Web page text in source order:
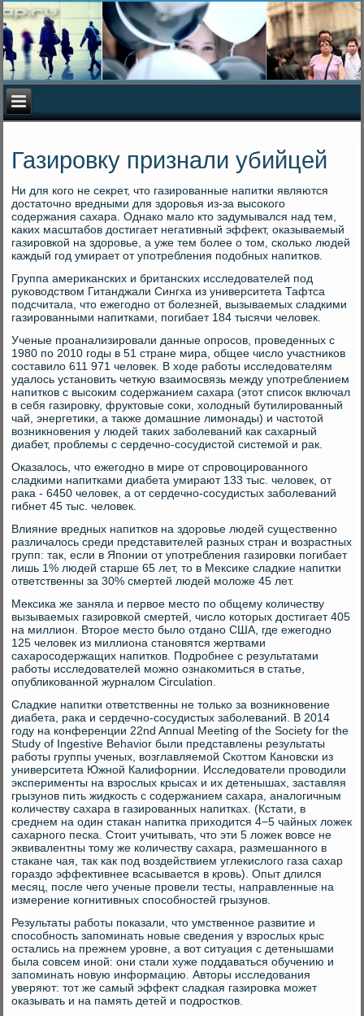
Газировку признали убийцей
Ни для кого не секрет, что газированные напитки являются
достаточно вредными для здоровья из-за высокого
содержания сахара. Однако мало кто задумывался над тем,
каких масштабов достигает негативный эффект, оказываемый
газировкой на здоровье, а уже тем более о том, сколько людей
каждый год умирает от употребления подобных напитков.
Группа американских и британских исследователей под
руководством Гитанджали Сингха из университета Тафтса
подсчитала, что ежегодно от болезней, вызываемых сладкими
газированными напитками, погибает 184 тысячи человек.
Ученые проанализировали данные опросов, проведенных с
1980 по 2010 годы в 51 стране мира, общее число участников
составило 611 971 человек. В ходе работы исследователям
удалось установить четкую взаимосвязь между употреблением
напитков с высоким содержанием сахара (этот список включал
в себя газировку, фруктовые соки, холодный бутилированный
чай, энергетики, а также домашние лимонады) и частотой
возникновения у людей таких заболеваний как сахарный
диабет, проблемы с сердечно-сосудистой системой и рак.
Оказалось, что ежегодно в мире от спровоцированного
сладкими напитками диабета умирают 133 тыс. человек, от
рака - 6450 человек, а от сердечно-сосудистых заболеваний
гибнет 45 тыс. человек.
Влияние вредных напитков на здоровье людей существенно
различалось среди представителей разных стран и возрастных
групп: так, если в Японии от употребления газировки погибает
лишь 1% людей старше 65 лет, то в Мексике сладкие напитки
ответственны за 30% смертей людей моложе 45 лет.
Мексика же заняла и первое место по общему количеству
вызываемых газировкой смертей, число которых достигает 405
на миллион. Второе место было отдано США, где ежегодно
125 человек из миллиона становятся жертвами
сахаросодержащих напитков. Подробнее с результатами
работы исследователей можно ознакомиться в статье,
опубликованной журналом Circulation.
Сладкие напитки ответственны не только за возникновение
диабета, рака и сердечно-сосудистых заболеваний. В 2014
году на конференции 22nd Annual Meeting of the Society for the
Study of Ingestive Behavior были представлены результаты
работы группы ученых, возглавляемой Скоттом Кановски из
университета Южной Калифорнии. Исследователи проводили
эксперименты на взрослых крысах и их детенышах, заставляя
грызунов пить жидкость с содержанием сахара, аналогичным
количеству сахара в газированных напитках. (Кстати, в
среднем на один стакан напитка приходится 4−5 чайных ложек
сахарного песка. Стоит учитывать, что эти 5 ложек вовсе не
эквивалентны тому же количеству сахара, размешанного в
стакане чая, так как под воздействием углекислого газа сахар
гораздо эффективнее всасывается в кровь). Опыт длился
месяц, после чего ученые провели тесты, направленные на
измерение когнитивных способностей грызунов.
Результаты работы показали, что умственное развитие и
способность запоминать новые сведения у взрослых крыс
остались на прежнем уровне, а вот ситуация с детенышами
была совсем иной: они стали хуже поддаваться обучению и
запоминать новую информацию. Авторы исследования
уверяют: тот же самый эффект сладкая газировка может
оказывать и на память детей и подростков.